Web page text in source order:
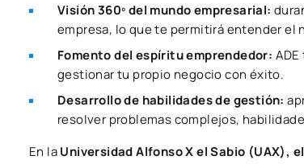
Visión 360º del mundo empresarial:
empresa, lo que te permitirá entender el
Fomento del espíritu emprendedor:
gestionar tu propio negocio con éxito.
Desarrollo de habilidades de gestión:
resolver problemas complejos,
En laUniversidad Alfonso X el Sabio (UAX),